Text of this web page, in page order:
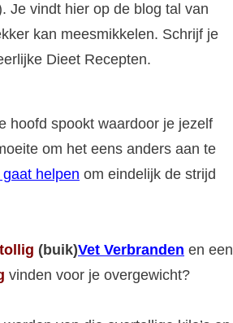
Je vindt hier op de blog tal van
kan meesmikkelen. Schrijf je
Dieet Recepten.
hoofd spookt waardoor je jezelf
om het eens anders aan te
helpen om eindelijk de strijd
(buik)Vet Verbranden en een
vinden voor je overgewicht?